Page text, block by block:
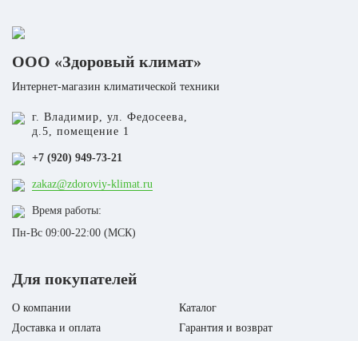
ООО «Здоровый климат»
Интернет-магазин климатической техники
г. Владимир, ул. Федосеева,
д.5, помещение 1
+7 (920) 949-73-21
zakaz@zdoroviy-klimat.ru
Время работы:
Пн-Вс 09:00-22:00 (МСК)
Для покупателей
О компании
Каталог
Доставка и оплата
Гарантия и возврат